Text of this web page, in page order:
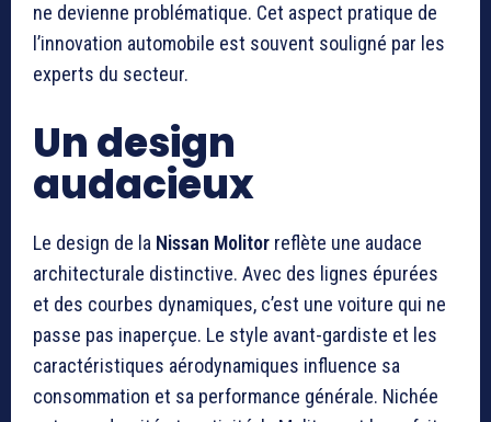
ne devienne problématique. Cet aspect pratique de
l’innovation automobile est souvent souligné par les
experts du secteur.
Un design
audacieux
Le design de la Nissan Molitor reflète une audace
architecturale distinctive. Avec des lignes épurées
et des courbes dynamiques, c’est une voiture qui ne
passe pas inaperçue. Le style avant-gardiste et les
caractéristiques aérodynamiques influence sa
consommation et sa performance générale. Nichée